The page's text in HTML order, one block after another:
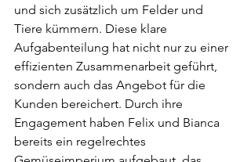
und sich zusätzlich um Felder und
Tiere kümmern. Diese klare
Aufgabenteilung hat nicht nur zu einer
effizienten Zusammenarbeit geführt,
sondern auch das Angebot für die
Kunden bereichert. Durch ihre
Engagement haben Felix und Bianca
bereits ein regelrechtes